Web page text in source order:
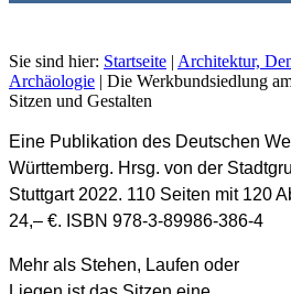
Sie sind hier: Startseite | Architektur,
Archäologie | Die Werkbundsiedlung
Sitzen und Gestalten
Eine Publikation des Deutschen
Württemberg. Hrsg. von der
Stuttgart 2022. 110 Seiten mit 120
24,– €. ISBN 978-3-89986-386-4
Mehr als Stehen, Laufen oder